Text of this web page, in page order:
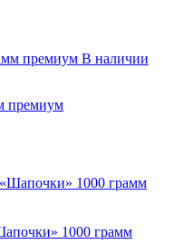
В наличии
премиум
1000 грамм